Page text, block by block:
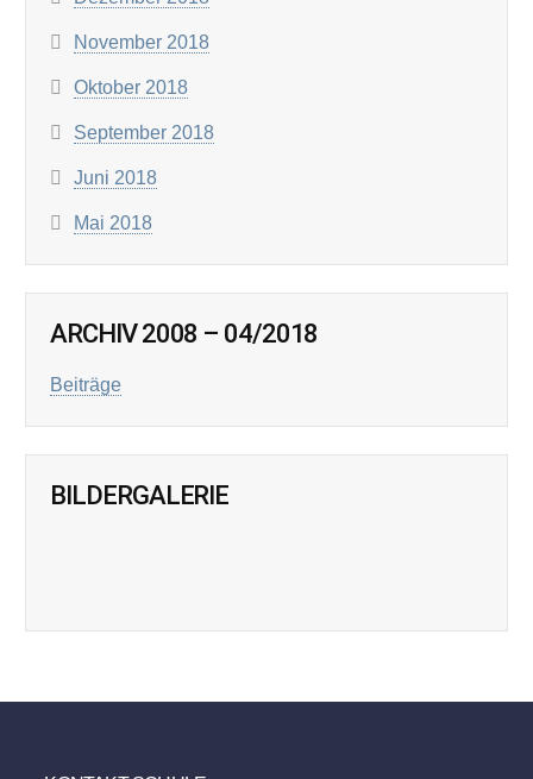
November 2018
Oktober 2018
September 2018
Juni 2018
Mai 2018
ARCHIV 2008 – 04/2018
Beiträge
BILDERGALERIE